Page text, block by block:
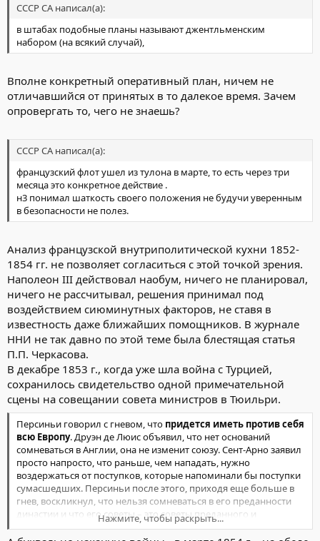
СССР СА написал(а):
в штабах подобные планы называют джентльменским
набором (на всякий случай),
Вполне конкретный оперативный план, ничем не
отличавшийся от принятых в то далекое время. Зачем
опровергать то, чего не знаешь?
СССР СА написал(а):
французский флот ушел из тулона в марте, то есть через три
месяца это конкретное действие .
н3 понимал шаткость своего положения не будучи уверенным
в безопасности не полез.
Анализ французской внутриполитической кухни 1852-
1854 гг. не позволяет согласиться с этой точкой зрения.
Наполеон III действовал наобум, ничего не планировал,
ничего не рассчитывал, решения принимал под
воздействием сиюминутных факторов, не ставя в
известность даже ближайших помощников. В журнале
ННИ не так давно по этой теме была блестящая статья
П.П. Черкасова.
В декабре 1853 г., когда уже шла война с Турцией,
сохранилось свидетельство одной примечательной
сцены на совещании совета министров в Тюильри.
Персиньи говорил с гневом, что придется иметь против себя
всю Европу. Друэн де Люис объявил, что нет оснований
сомневаться в Англии, она не изменит союзу. Сент-Арно заявил
просто напросто, что раньше, чем нападать, нужно
воздержаться от поступков, которые напоминали бы поступки
сумасшедших. Персиньи после этого, приходя еще больше в
гнев, воскликнул, что нельзя сомневаться в его преданности
династии и что его советы – это советы преданного и
бескорыстного друга. Совет министров разошелся среди
Нажмите, чтобы раскрыть...